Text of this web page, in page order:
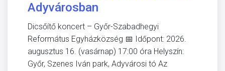
Adyvárosban
Dicsőítő koncert – Győr-Szabadhegyi
Református Egyházközség 📅 Időpont: 2026.
augusztus 16. (vasárnap) 17:00 óra Helyszín:
Győr, Szenes Iván park, Adyvárosi tó Az